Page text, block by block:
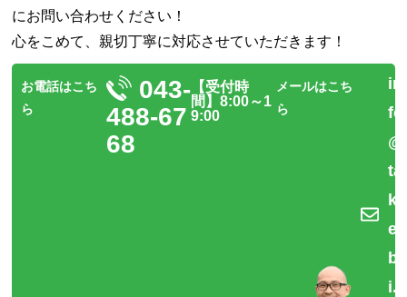
にお問い合わせください！
心をこめて、親切丁寧に対応させていただきます！
お電話はこち
ら
043-
488-67
68
【受付時
間】8:00～1
9:00
メールはこち
ら
in
fo
@
ta
k
e
b
i.